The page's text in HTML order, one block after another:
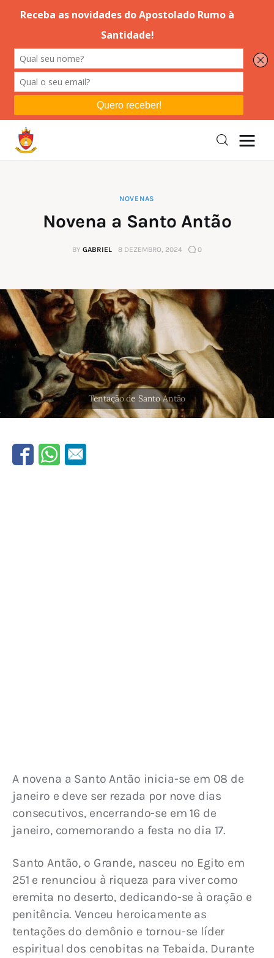
Editorial
Orações
Espiritualidade
Catolicismo
NOVENAS
Novena a Santo Antão
BY GABRIEL 8 DEZEMBRO, 2024 0
A novena a Santo Antão inicia-se em 08 de
janeiro e deve ser rezada por nove dias
consecutivos, encerrando-se em 16 de
janeiro, comemorando a festa no dia 17.
Santo Antão, o Grande, nasceu no Egito em
251 e renunciou à riqueza para viver como
eremita no deserto, dedicando-se à oração e
penitência. Venceu heroicamente as
tentações do demônio e tornou-se líder
espiritual dos cenobitas na Tebaida. Durante